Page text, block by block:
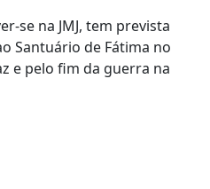
se na JMJ, tem prevista
Santuário de Fátima no
e pelo fim da guerra na